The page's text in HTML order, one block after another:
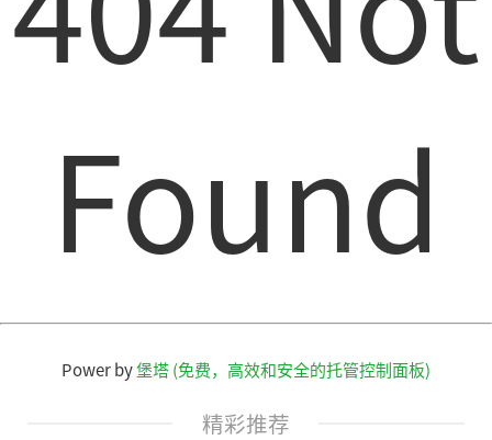
Found
Power by堡塔 (免费，高效和安全的托管控制面板)
精彩推荐